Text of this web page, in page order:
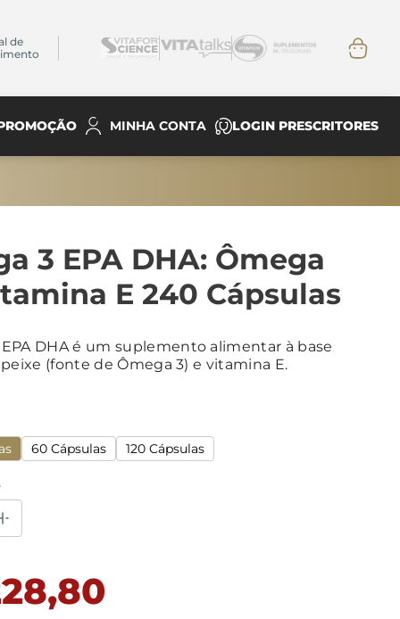
de
MINHA CONTA LOGIN PRESCRITORES
3 EPA DHA: Ômega
E 240 Cápsulas
EPA DHA é um suplemento alimentar à base
(fonte de Ômega 3) e vitamina E.
60 Cápsulas 120 Cápsulas